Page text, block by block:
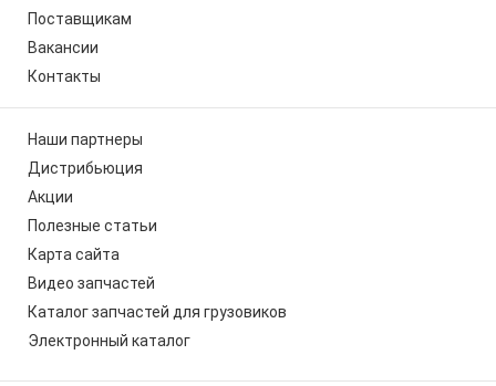
Поставщикам
Вакансии
Контакты
Наши партнеры
Дистрибьюция
Акции
Полезные статьи
Карта сайта
Видео запчастей
Каталог запчастей для грузовиков
Электронный каталог